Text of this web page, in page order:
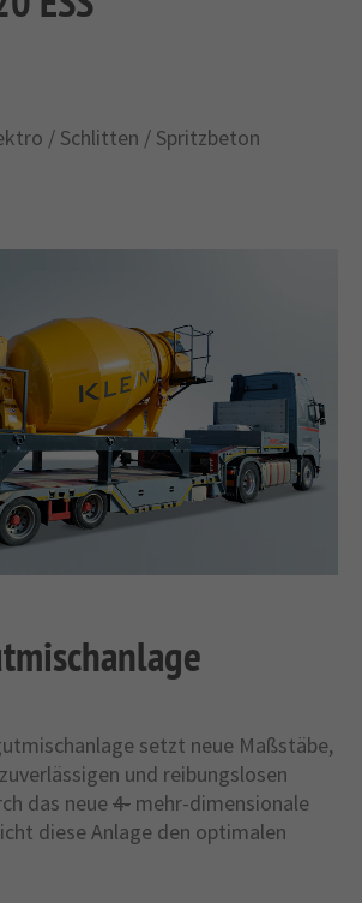
/ Schlitten / Spritzbeton
setzt neue Maßstäbe,
und reibungslosen
das neue4- mehr-dimensionale
diese Anlage den optimalen